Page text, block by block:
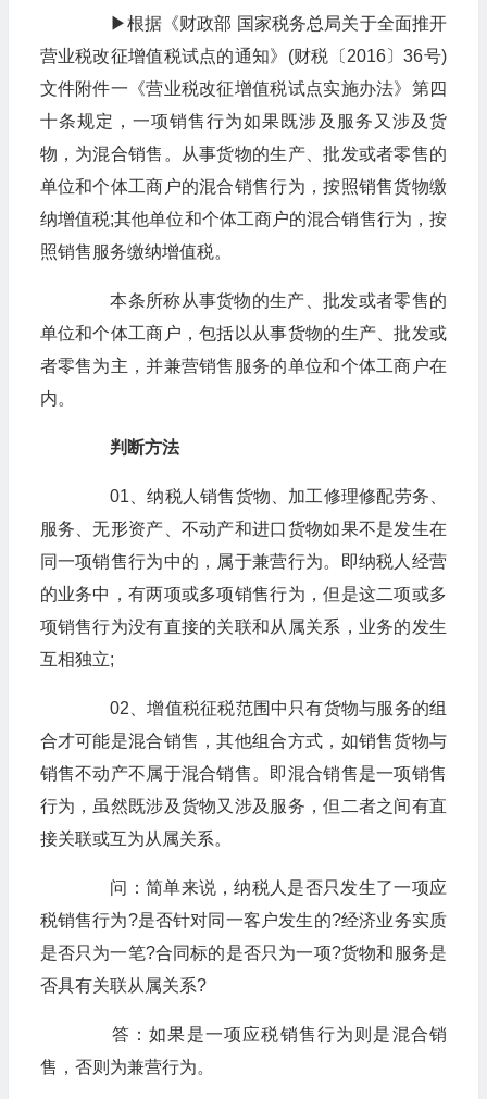
▶根据《财政部 国家税务总局关于全面推开
营业税改征增值税试点的通知》(财税〔2016〕36号)
文件附件一《营业税改征增值税试点实施办法》第四
十条规定，一项销售行为如果既涉及服务又涉及货
物，为混合销售。从事货物的生产、批发或者零售的
单位和个体工商户的混合销售行为，按照销售货物缴
纳增值税;其他单位和个体工商户的混合销售行为，按
照销售服务缴纳增值税。
本条所称从事货物的生产、批发或者零售的
单位和个体工商户，包括以从事货物的生产、批发或
者零售为主，并兼营销售服务的单位和个体工商户在
内。
判断方法
01、纳税人销售货物、加工修理修配劳务、
服务、无形资产、不动产和进口货物如果不是发生在
同一项销售行为中的，属于兼营行为。即纳税人经营
的业务中，有两项或多项销售行为，但是这二项或多
项销售行为没有直接的关联和从属关系，业务的发生
互相独立;
02、增值税征税范围中只有货物与服务的组
合才可能是混合销售，其他组合方式，如销售货物与
销售不动产不属于混合销售。即混合销售是一项销售
行为，虽然既涉及货物又涉及服务，但二者之间有直
接关联或互为从属关系。
问：简单来说，纳税人是否只发生了一项应
税销售行为?是否针对同一客户发生的?经济业务实质
是否只为一笔?合同标的是否只为一项?货物和服务是
否具有关联从属关系?
答：如果是一项应税销售行为则是混合销
售，否则为兼营行为。